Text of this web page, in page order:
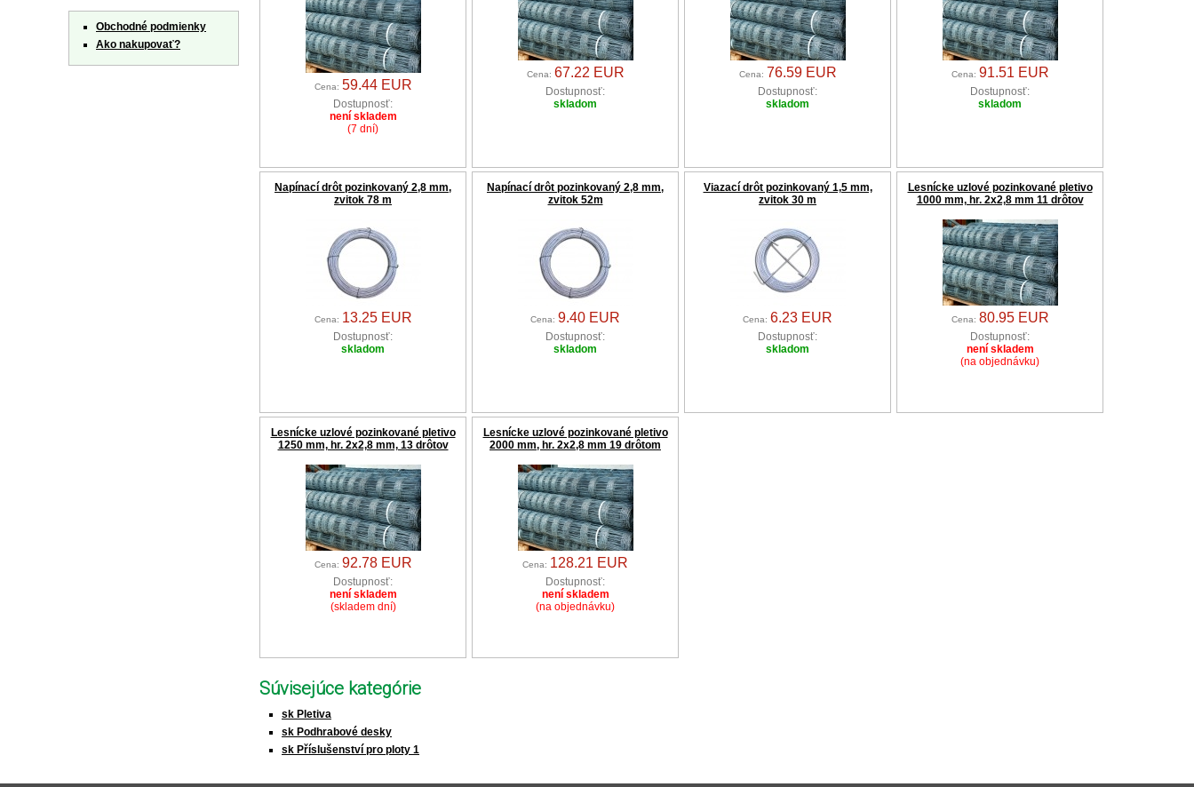
Cena: 59.44 EUR
Dostupnosť:
není skladem
(7 dní)
Cena: 67.22 EUR
Dostupnosť:
skladom
Cena: 76.59 EUR
Dostupnosť:
skladom
Cena: 91.51 EUR
Dostupnosť:
skladom
Napínací drôt pozinkovaný 2,8 mm,
zvitok 78 m
Cena: 13.25 EUR
Dostupnosť:
skladom
Napínací drôt pozinkovaný 2,8 mm,
zvitok 52m
Cena: 9.40 EUR
Dostupnosť:
skladom
Viazací drôt pozinkovaný 1,5 mm,
zvitok 30 m
Cena: 6.23 EUR
Dostupnosť:
skladom
Lesnícke uzlové pozinkované pletivo
1000 mm, hr. 2x2,8 mm 11 drôtov
Cena: 80.95 EUR
Dostupnosť:
není skladem
(na objednávku)
Lesnícke uzlové pozinkované pletivo
1250 mm, hr. 2x2,8 mm, 13 drôtov
Cena: 92.78 EUR
Dostupnosť:
není skladem
(skladem dní)
Lesnícke uzlové pozinkované pletivo
2000 mm, hr. 2x2,8 mm 19 drôtom
Cena: 128.21 EUR
Dostupnosť:
není skladem
(na objednávku)
Súvisejúce kategórie
sk Pletiva
sk Podhrabové desky
sk Příslušenství pro ploty 1
Obchodné podmienky
Ako nakupovať?